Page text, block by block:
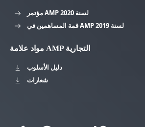
مؤتمر AMP لسنة 2020
قمة المساهمين في AMP لسنة 2019
مواد علامة AMP التجارية
دليل الأسلوب
شعارات